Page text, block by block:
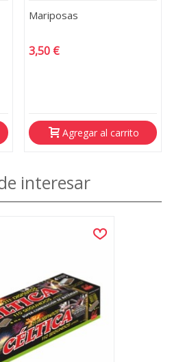
Mariposas
3,50 €
Agregar al carrito
interesar